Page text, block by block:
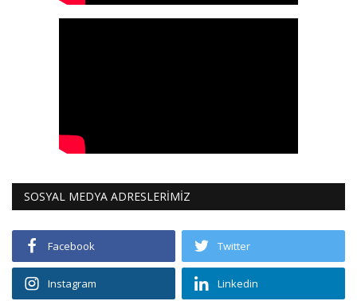
SOSYAL MEDYA ADRESLERİMİZ
Facebook Twitter
Instagram Linkedin